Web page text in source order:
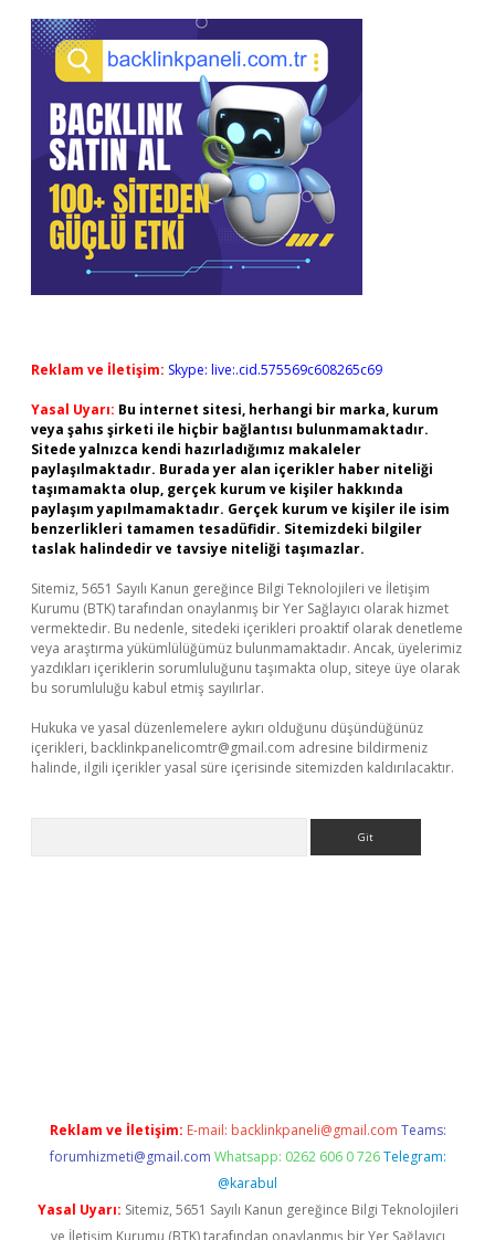
Reklam ve İletişim: Skype: live:.cid.575569c608265c69
Yasal Uyarı: Bu internet sitesi, herhangi bir marka, kurum
veya şahıs şirketi ile hiçbir bağlantısı bulunmamaktadır.
Sitede yalnızca kendi hazırladığımız makaleler
paylaşılmaktadır. Burada yer alan içerikler haber niteliği
taşımamakta olup, gerçek kurum ve kişiler hakkında
paylaşım yapılmamaktadır. Gerçek kurum ve kişiler ile isim
benzerlikleri tamamen tesadüfidir. Sitemizdeki bilgiler
taslak halindedir ve tavsiye niteliği taşımazlar.
Sitemiz, 5651 Sayılı Kanun gereğince Bilgi Teknolojileri ve İletişim
Kurumu (BTK) tarafından onaylanmış bir Yer Sağlayıcı olarak hizmet
vermektedir. Bu nedenle, sitedeki içerikleri proaktif olarak denetleme
veya araştırma yükümlülüğümüz bulunmamaktadır. Ancak, üyelerimiz
yazdıkları içeriklerin sorumluluğunu taşımakta olup, siteye üye olarak
bu sorumluluğu kabul etmiş sayılırlar.
Hukuka ve yasal düzenlemelere aykırı olduğunu düşündüğünüz
içerikleri, backlinkpanelicomtr@gmail.com adresine bildirmeniz
halinde, ilgili içerikler yasal süre içerisinde sitemizden kaldırılacaktır.
Reklam ve İletişim: E-mail: backlinkpaneli@gmail.com Teams:
forumhizmeti@gmail.com Whatsapp: 0262 606 0 726 Telegram:
@karabul
Yasal Uyarı: Sitemiz, 5651 Sayılı Kanun gereğince Bilgi Teknolojileri
ve İletişim Kurumu (BTK) tarafından onaylanmış bir Yer Sağlayıcı